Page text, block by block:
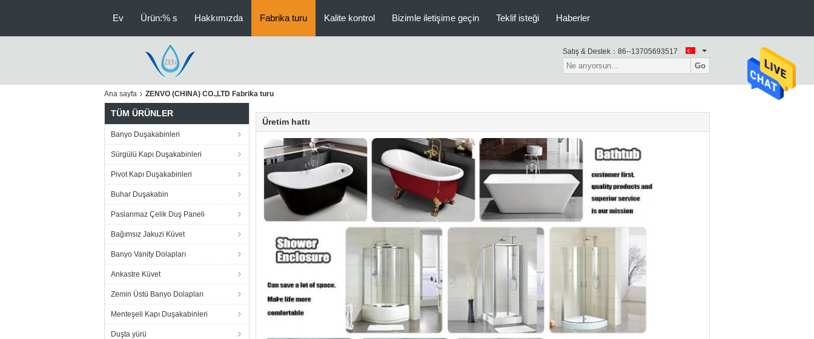
Ev Ürün:% s Hakkımızda Fabrika turu Kalite kontrol Bizimle iletişime geçin Teklif isteği Haberler
Satış & Destek： 86--13705693517
Go
Ana sayfa ZENVO (CHINA) CO.,LTD Fabrika turu
TÜM ÜRÜNLER
Banyo Duşakabinleri
Sürgülü Kapı Duşakabinleri
Pivot Kapı Duşakabinleri
Buhar Duşakabin
Paslanmaz Çelik Duş Paneli
Bağımsız Jakuzi Küvet
Banyo Vanity Dolapları
Ankastre Küvet
Zemin Üstü Banyo Dolapları
Menteşeli Kapı Duşakabinleri
Duşta yürü
Üretim hattı